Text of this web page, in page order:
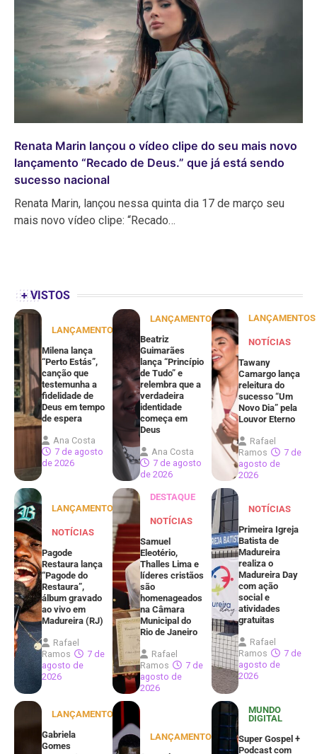
Renata Marin lançou o vídeo clipe do seu mais novo
lançamento “Recado de Deus.” que já está sendo
sucesso nacional
Renata Marin, lançou nessa quinta dia 17 de março seu
mais novo vídeo clipe: “Recado…
+ VISTOS
LANÇAMENTOS
Milena lança
“Perto Estás”,
canção que
testemunha a
fidelidade de
Deus em tempo
de espera
Ana Costa
7 de agosto
de 2026
LANÇAMENTOS
Beatriz
Guimarães
lança “Princípio
de Tudo” e
relembra que a
verdadeira
identidade
começa em
Deus
Ana Costa
7 de agosto
de 2026
LANÇAMENTOS
NOTÍCIAS
Tawany
Camargo lança
releitura do
sucesso “Um
Novo Dia” pela
Louvor Eterno
Rafael
Ramos
7 de
agosto de
2026
LANÇAMENTOS
NOTÍCIAS
Pagode
Restaura lança
“Pagode do
Restaura”,
álbum gravado
ao vivo em
Madureira (RJ)
Rafael
Ramos
7 de
agosto de
2026
DESTAQUE
NOTÍCIAS
Samuel
Eleotério,
Thalles Lima e
líderes cristãos
são
homenageados
na Câmara
Municipal do
Rio de Janeiro
Rafael
Ramos
7 de
agosto de
2026
NOTÍCIAS
Primeira Igreja
Batista de
Madureira
realiza o
Madureira Day
com ação
social e
atividades
gratuitas
Rafael
Ramos
7 de
agosto de
2026
LANÇAMENTOS
Gabriela
Gomes
LANÇAMENTOS
MUNDO
DIGITAL
Super Gospel +
Podcast com